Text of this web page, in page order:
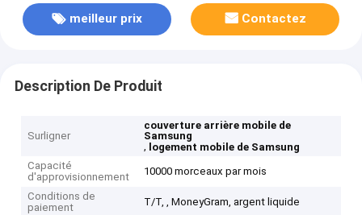
meilleur prix Contactez
Description De Produit
Surligner
couverture arrière mobile de
Samsung
, logement mobile de Samsung
Capacité
d'approvisionnement
10000 morceaux par mois
Conditions de
paiement
T/T, , MoneyGram, argent liquide